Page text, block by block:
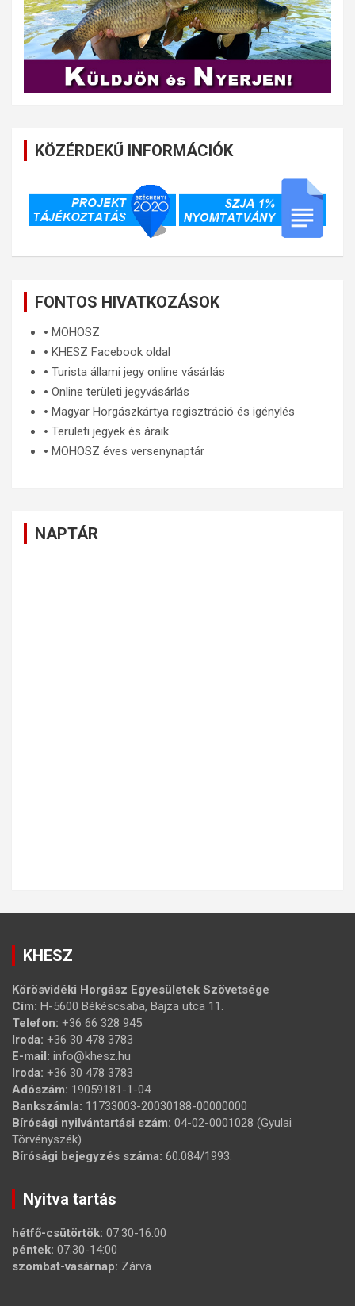
KÖZÉRDEKŰ INFORMÁCIÓK
FONTOS HIVATKOZÁSOK
🞄 MOHOSZ
🞄 KHESZ Facebook oldal
🞄 Turista állami jegy online vásárlás
🞄 Online területi jegyvásárlás
🞄 Magyar Horgászkártya regisztráció és igénylés
🞄 Területi jegyek és áraik
🞄 MOHOSZ éves versenynaptár
NAPTÁR
KHESZ
Körösvidéki Horgász Egyesületek Szövetsége
Cím: H-5600 Békéscsaba, Bajza utca 11.
Telefon: +36 66 328 945
Iroda: +36 30 478 3783
E-mail: info@khesz.hu
Iroda: +36 30 478 3783
Adószám: 19059181-1-04
Bankszámla: 11733003-20030188-00000000
Bírósági nyilvántartási szám: 04-02-0001028 (Gyulai
Törvényszék)
Bírósági bejegyzés száma: 60.084/1993.
Nyitva tartás
hétfő-csütörtök: 07:30-16:00
péntek: 07:30-14:00
szombat-vasárnap: Zárva